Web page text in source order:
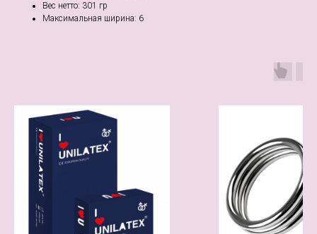
Веc нетто: 301 гр
Максимальная ширина: 6